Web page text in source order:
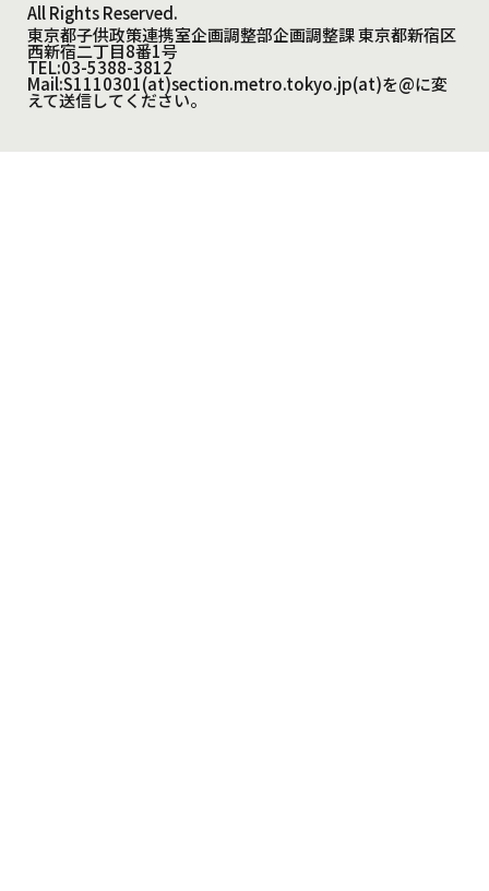
All Rights Reserved.
東京都子供政策連携室企画調整部企画調整課 東京都新宿区
西新宿二丁目8番1号
TEL:03-5388-3812
Mail:S1110301(at)section.metro.tokyo.jp(at)を@に変
えて送信してください。